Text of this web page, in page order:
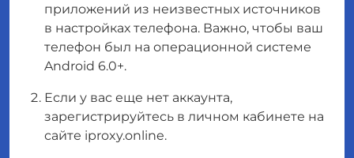
приложений из неизвестных источников
в настройках телефона. Важно, чтобы ваш
телефон был на операционной системе
Android 6.0+.
Если у вас еще нет аккаунта,
зарегистрируйтесь в личном кабинете на
сайте iproxy.online.